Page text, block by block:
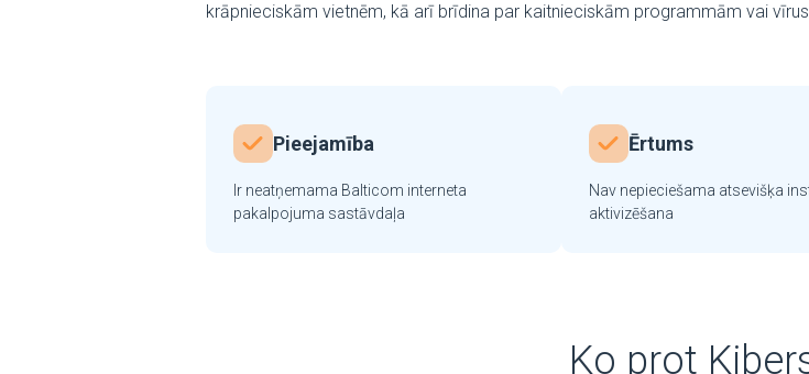
krāpnieciskām vietnēm, kā arī brīdina par kaitnieciskām programmām vai
Pieejamība
Ir neatņemama Balticom interneta
pakalpojuma sastāvdaļa
Ērtums
Nav nepieciešama atsevišķa
aktivizēšana
Ko prot